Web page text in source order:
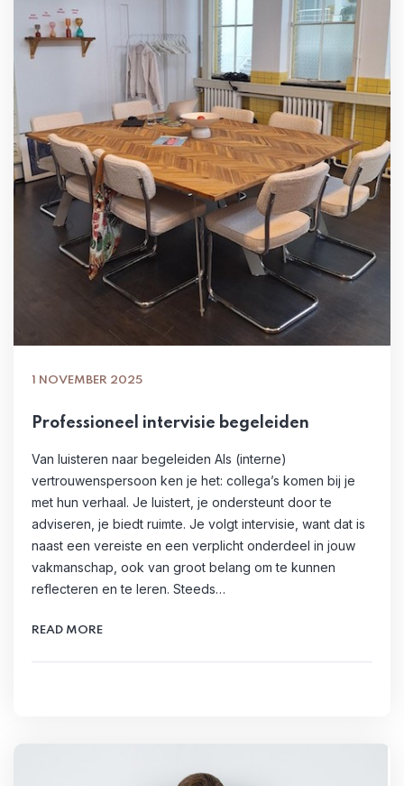
1 NOVEMBER 2025
Professioneel intervisie begeleiden
Van luisteren naar begeleiden Als (interne)
vertrouwenspersoon ken je het: collega’s komen bij je
met hun verhaal. Je luistert, je ondersteunt door te
adviseren, je biedt ruimte. Je volgt intervisie, want dat is
naast een vereiste en een verplicht onderdeel in jouw
vakmanschap, ook van groot belang om te kunnen
reflecteren en te leren. Steeds…
READ MORE